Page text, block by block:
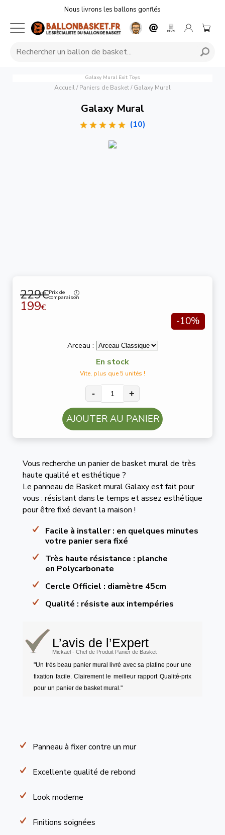
Nous livrons les ballons gonflés
Galaxy Mural Exit Toys
Accueil/ Paniers de Basket/ Galaxy Mural
Galaxy Mural
(10)
229€Prix de
comparaison
199€
-10%
Arceau :
En stock
Vite, plus que 5 unités !
- +
AJOUTER AU PANIER
Vous recherche un panier de basket mural de très
haute qualité et esthétique ?
Le panneau de Basket mural Galaxy est fait pour
vous : résistant dans le temps et assez esthétique
pour être fixé devant la maison !
Facile à installer : en quelques minutes
votre panier sera fixé
Très haute résistance : planche
en Polycarbonate
Cercle Officiel : diamètre 45cm
Qualité : résiste aux intempéries
L’avis de l’Expert
Mickaël - Chef de Produit Panier de Basket
"Un très beau panier mural livré avec sa platine pour une
fixation facile. Clairement le meilleur rapport Qualité-prix
pour un panier de basket mural."
Panneau à fixer contre un mur
Excellente qualité de rebond
Look moderne
Finitions soignées